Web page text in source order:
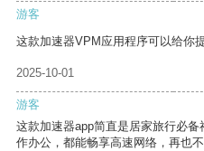
游客
这款加速器VPM应用程序可以给你
2025-10-01
游客
这款加速器app简直是居家旅行必
作办公，都能畅享高速网络，再也